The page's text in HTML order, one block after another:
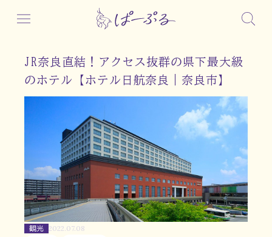
JR奈良直結！アクセス抜群の県下最大級
のホテル【ホテル日航奈良｜奈良市】
観光 2022.07.08